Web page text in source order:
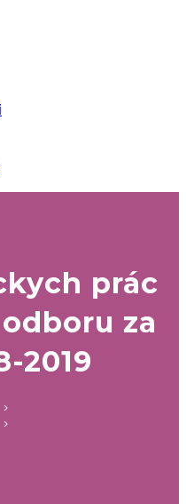
prác
za
2019
>
>